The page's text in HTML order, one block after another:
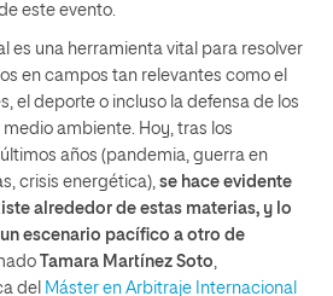
este evento.
es una herramienta vital para resolver
en campos tan relevantes como el
el deporte o incluso la defensa de los
medio ambiente. Hoy, tras los
años (pandemia, guerra en
crisis energética), se hace evidente
alrededor de estas materias, y lo
escenario pacífico a otro de
Tamara Martínez Soto
del Máster en Arbitraje Internacional